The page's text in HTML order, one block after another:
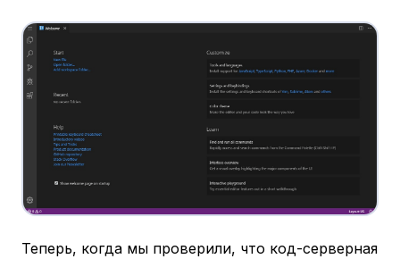
Теперь, когда мы проверили, что код-серверная